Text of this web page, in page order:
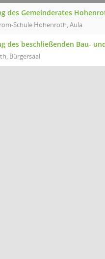
des Gemeinderates
Schule Hohenroth, Aula
beschließenden Bau-
Bürgersaal